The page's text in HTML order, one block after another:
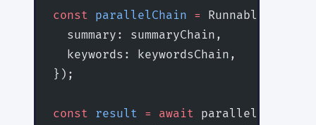
const parallelChain =
  summary: summaryChain,
  keywords: keywordsChain,
});
const result = await parallelChain.